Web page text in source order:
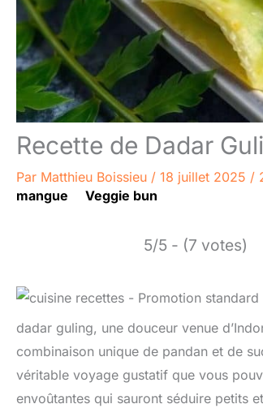
Recette de Dadar
Par Matthieu Boissieu / 18 juillet 2025 /
mangue
Veggie bun
5/5 - (7 votes)
dadar guling, une douceur venue
combinaison unique de pandan et de
véritable voyage gustatif que vous
envoûtantes qui sauront séduire petits